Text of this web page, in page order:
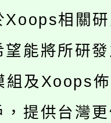
住民語歌
學年度第
甄選結果(
學年度第
甄選結果(
大學推廣
通分析基
府辦理
Xoops相關
望能將所研
組及Xoops
，提供台灣